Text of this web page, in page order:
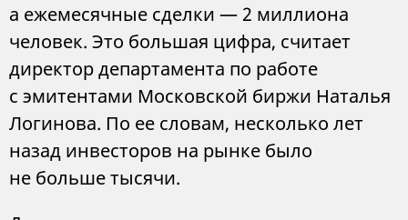
а ежемесячные сделки — 2 миллиона
человек. Это большая цифра, считает
директор департамента по работе
с эмитентами Московской биржи Наталья
Логинова. По ее словам, несколько лет
назад инвесторов на рынке было
не больше тысячи.